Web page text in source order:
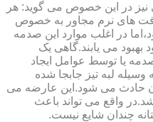
نیز در این خصوص می گوید: هر
های نرم مجاور به خصوص
در اغلب موارد این صدمه
می یابند.گاهی یک
یا توسط عوامل ایجاد
لبه تیز جابجا شده
حادث می شود.این عارضه می
واقع می تواند باعث
چندان شایع نیست.